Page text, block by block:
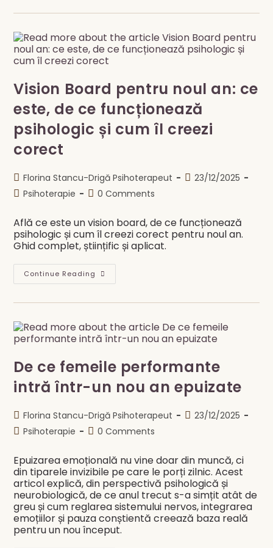
Lumea
Board-
Uri
În
Ianuarie,
Funcționează
Cu
Adevărat?
Vision Board pentru noul an: ce
este, de ce funcționează
psihologic și cum îl creezi
corect
Post
author:
Florina Stancu-Drigă Psihoterapeut
Post23/12/2025
PostPsihoterapie
Post0 Comments
Află ce este un vision board, de ce funcționează
psihologic și cum îl creezi corect pentru noul an.
Ghid complet, științific și aplicat.
Continue Reading Vision
Board
Noul
Este,
De
Ce
Psihologic
Și
Îl
Creezi
De ce femeile performante
intră într-un nou an epuizate
Post
author:
Florina Stancu-Drigă Psihoterapeut
Post23/12/2025
PostPsihoterapie
Post0 Comments
Epuizarea emoțională nu vine doar din muncă, ci
din tiparele invizibile pe care le porți zilnic. Acest
articol explică, din perspectivă psihologică și
neurobiologică, de ce anul trecut s-a simțit atât de
greu și cum reglarea sistemului nervos, integrarea
emoțiilor și pauza conștientă creează baza reală
pentru un nou început.